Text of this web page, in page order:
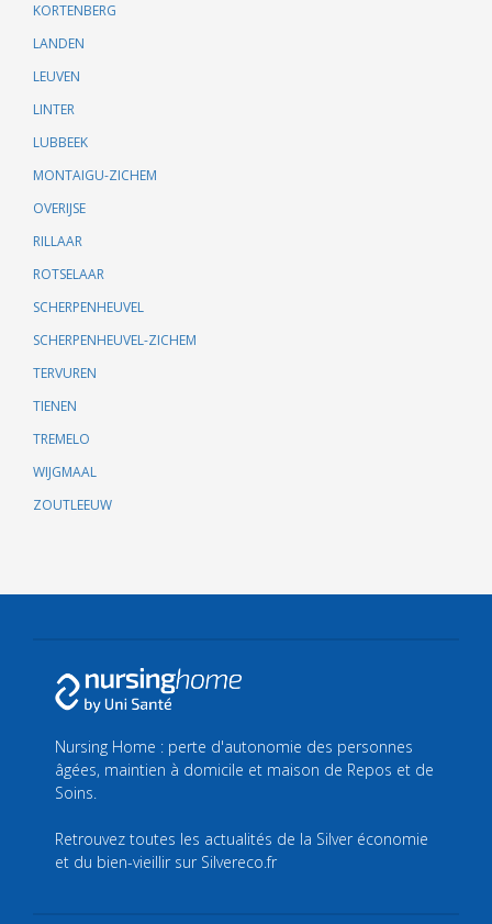
KORTENBERG
LANDEN
LEUVEN
LINTER
LUBBEEK
MONTAIGU-ZICHEM
OVERIJSE
RILLAAR
ROTSELAAR
SCHERPENHEUVEL
SCHERPENHEUVEL-ZICHEM
TERVUREN
TIENEN
TREMELO
WIJGMAAL
ZOUTLEEUW
Nursing Home : perte d'autonomie des personnes
âgées, maintien à domicile et maison de Repos et de
Soins.
Retrouvez toutes les actualités de la Silver économie
et du bien-vieillir sur Silvereco.fr